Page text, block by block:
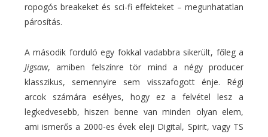
ropogós breakeket és sci-fi effekteket – megunhatatlan
párosítás.
A második forduló egy fokkal vadabbra sikerült, főleg a
Jigsaw, amiben felszínre tör mind a négy producer
klasszikus, semennyire sem visszafogott énje. Régi
arcok számára esélyes, hogy ez a felvétel lesz a
legkedvesebb, hiszen benne van minden olyan elem,
ami ismerős a 2000-es évek eleji Digital, Spirit, vagy TS